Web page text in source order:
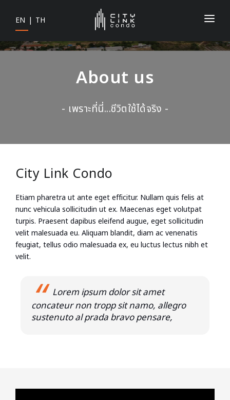
EN | TH
HOME
WORK WITH US
EAKSAHA CARS
CONTACT
About us
- เพราะที่นี่...ชีวิตใช้ได้จริง -
City Link Condo
Etiam pharetra ut ante eget efficitur. Nullam quis felis at
nunc vehicula sollicitudin ut ex. Maecenas eget volutpat
turpis. Praesent dapibus eleifend augue, eget sollicitudin
velit malesuada eu. Aliquam blandit, diam ac venenatis
feugiat, tellus odio malesuada ex, eu luctus lectus nibh et
velit.
Lorem ipsum dolor sit amet
concateur non tropp sit namo, allegro
sustenuto al prada bravo pensare,